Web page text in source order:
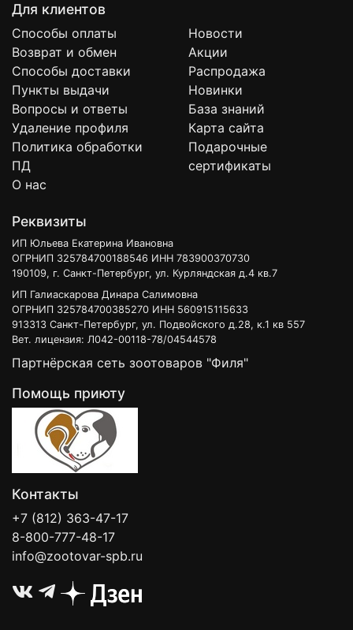
Для клиентов
Способы оплаты
Возврат и обмен
Способы доставки
Пункты выдачи
Вопросы и ответы
Удаление профиля
Политика обработки
ПД
О нас
Новости
Акции
Распродажа
Новинки
База знаний
Карта сайта
Подарочные
сертификаты
Реквизиты
ИП Юльева Екатерина Ивановна
ОГРНИП 325784700188546 ИНН 783900370730
190109, г. Санкт-Петербург, ул. Курляндская д.4 кв.7
ИП Галиаскарова Динара Салимовна
ОГРНИП 325784700385270 ИНН 560915115633
913313 Санкт-Петербург, ул. Подвойского д.28, к.1 кв 557
Вет. лицензия: Л042-00118-78/04544578
Партнёрская сеть зоотоваров "Филя"
Помощь приюту
Контакты
+7 (812) 363-47-17
8-800-777-48-17
info@zootovar-spb.ru